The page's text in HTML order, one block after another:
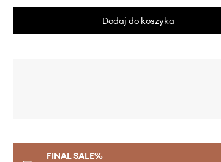
Dodaj do koszyka
FINAL SALE%